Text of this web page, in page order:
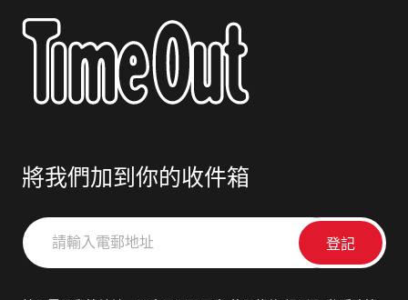
將我們加到你的收件箱
請
輸